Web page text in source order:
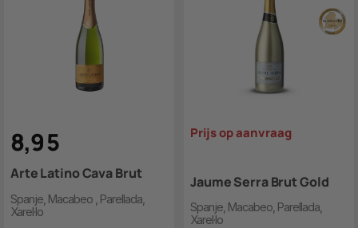
8,95
Arte Latino Cava Brut
Spanje, Macabeo , Parellada,
Xarel·lo
Prijs op aanvraag
Jaume Serra Brut Gold
Spanje, Macabeo, Parellada,
Xarel·lo